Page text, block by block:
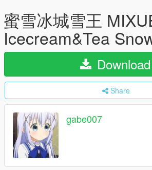
蜜雪冰城雪王
Icecream&Tea
Download
Share
gabe007